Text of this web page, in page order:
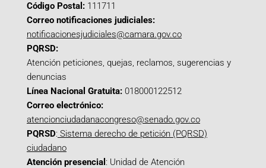
Código Postal: 111711
Correo notificaciones judiciales:
notificacionesjudiciales@camara.gov.co
PQRSD:
Atención peticiones, quejas, reclamos, sugerencias y
denuncias
Línea Nacional Gratuita: 018000122512
Correo electrónico:
atencionciudadanacongreso@senado.gov.co
PQRSD: Sistema derecho de petición (PQRSD)
ciudadano
Atención presencial : Unidad de Atención